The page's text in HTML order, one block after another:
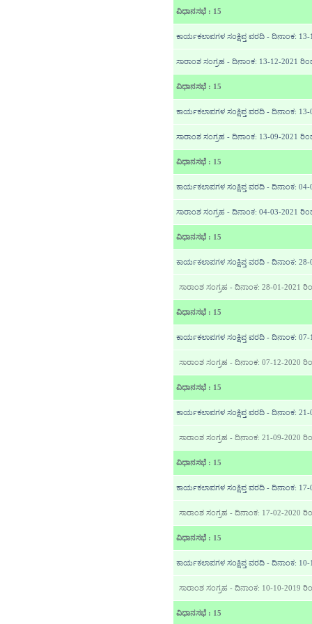
ವಿಧಾನಸಭೆ : 15
ಕಾರ್ಯಕಲಾಪಗಳ ಸಂಕ್ಷಿಪ್ತ ವರದಿ - ದಿನಾಂಕ:
ಸಾರಾಂಶ ಸಂಗ್ರಹ - ದಿನಾಂಕ: 13-12-2021
ವಿಧಾನಸಭೆ : 15
ಕಾರ್ಯಕಲಾಪಗಳ ಸಂಕ್ಷಿಪ್ತ ವರದಿ - ದಿನಾಂಕ:
ಸಾರಾಂಶ ಸಂಗ್ರಹ - ದಿನಾಂಕ: 13-09-2021
ವಿಧಾನಸಭೆ : 15
ಕಾರ್ಯಕಲಾಪಗಳ ಸಂಕ್ಷಿಪ್ತ ವರದಿ - ದಿನಾಂಕ:
ಸಾರಾಂಶ ಸಂಗ್ರಹ - ದಿನಾಂಕ: 04-03-2021
ವಿಧಾನಸಭೆ : 15
ಕಾರ್ಯಕಲಾಪಗಳ ಸಂಕ್ಷಿಪ್ತ ವರದಿ - ದಿನಾಂಕ:
ಸಾರಾಂಶ ಸಂಗ್ರಹ - ದಿನಾಂಕ: 28-01-2021
ವಿಧಾನಸಭೆ : 15
ಕಾರ್ಯಕಲಾಪಗಳ ಸಂಕ್ಷಿಪ್ತ ವರದಿ - ದಿನಾಂಕ:
ಸಾರಾಂಶ ಸಂಗ್ರಹ - ದಿನಾಂಕ: 07-12-2020
ವಿಧಾನಸಭೆ : 15
ಕಾರ್ಯಕಲಾಪಗಳ ಸಂಕ್ಷಿಪ್ತ ವರದಿ - ದಿನಾಂಕ:
ಸಾರಾಂಶ ಸಂಗ್ರಹ - ದಿನಾಂಕ: 21-09-2020
ವಿಧಾನಸಭೆ : 15
ಕಾರ್ಯಕಲಾಪಗಳ ಸಂಕ್ಷಿಪ್ತ ವರದಿ - ದಿನಾಂಕ:
ಸಾರಾಂಶ ಸಂಗ್ರಹ - ದಿನಾಂಕ: 17-02-2020
ವಿಧಾನಸಭೆ : 15
ಕಾರ್ಯಕಲಾಪಗಳ ಸಂಕ್ಷಿಪ್ತ ವರದಿ - ದಿನಾಂಕ:
ಸಾರಾಂಶ ಸಂಗ್ರಹ - ದಿನಾಂಕ: 10-10-2019
ವಿಧಾನಸಭೆ : 15